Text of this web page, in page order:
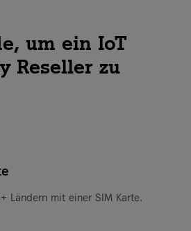
um ein IoT
Reseller zu
Ländern mit einer SIM Karte.